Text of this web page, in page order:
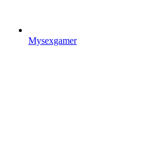
Mysexgamer